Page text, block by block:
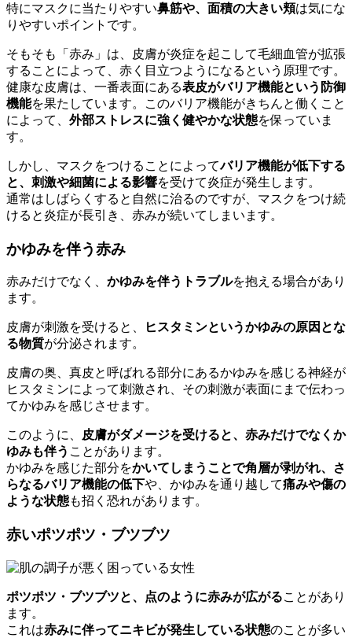
特にマスクに当たりやすい鼻筋や、面積の大きい頬は気にな
りやすいポイントです。
そもそも「赤み」は、皮膚が炎症を起こして毛細血管が拡張
することによって、赤く目立つようになるという原理です。
健康な皮膚は、一番表面にある表皮がバリア機能という防御
機能を果たしています。このバリア機能がきちんと働くこと
によって、 外部ストレスに強く健やかな状態を保っていま
す。
しかし、マスクをつけることによってバリア機能が低下する
と、刺激や細菌による影響を受けて炎症が発生します。
通常はしばらくすると自然に治るのですが、マスクをつけ続
けると炎症が長引き、赤みが続いてしまいます。
かゆみを伴う赤み
赤みだけでなく、 かゆみを伴うトラブルを抱える場合があり
ます。
皮膚が刺激を受けると、
ヒスタミンというかゆみの原因とな
る物質が分泌されます。
皮膚の奥、真皮と呼ばれる部分にあるかゆみを感じる神経が
ヒスタミンによって刺激され、その刺激が表面にまで伝わっ
てかゆみを感じさせます。
このように、
皮膚がダメージを受けると、赤みだけでなくか
ゆみも伴う ことがあります。
かゆみを感じた部分をかいてしまうことで角層が剥がれ、さ
らなるバリア機能の低下や、かゆみを通り越して痛みや傷の
ような状態も招く恐れがあります。
赤いポツポツ・ブツブツ
ポツポツ・ブツブツと、点のように赤みが広がることがあり
ます。
これは赤みに伴ってニキビが発生している状態のことが多い